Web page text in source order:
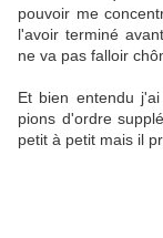
pouvoir me
l'avoir terminé
ne va pas falloir
Et bien entendu
pions d'ordre
petit à petit mais il